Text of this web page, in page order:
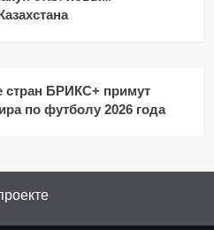
БРИКС+ примут
по футболу 2026 года